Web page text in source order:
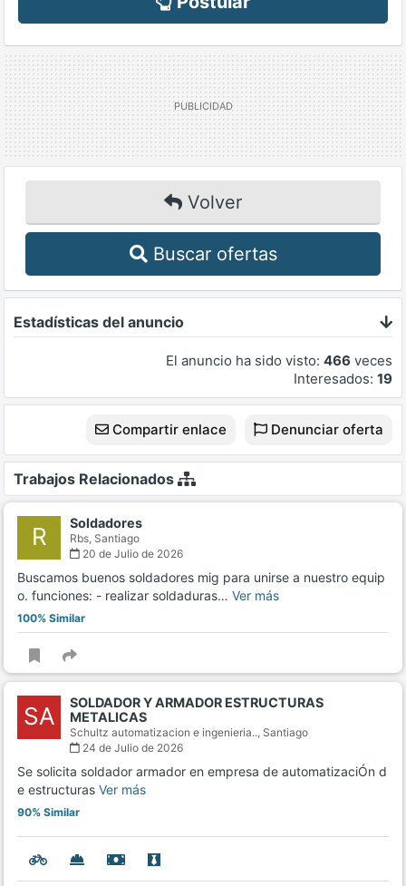
Volver
Buscar ofertas
Estadísticas del anuncio
El anuncio ha sido visto: 466 veces
Interesados: 19
Compartir enlace Denunciar oferta
Trabajos Relacionados
R Soldadores
Rbs, Santiago
20 de Julio de 2026
Buscamos buenos soldadores mig para unirse a nuestro equip
o. funciones: - realizar soldaduras… Ver más
100% Similar
SA
SOLDADOR Y ARMADOR ESTRUCTURAS
METALICAS
Schultz automatizacion e ingenieria.., Santiago
24 de Julio de 2026
Se solicita soldador armador en empresa de automatizaciÓn d
e estructuras Ver más
90% Similar